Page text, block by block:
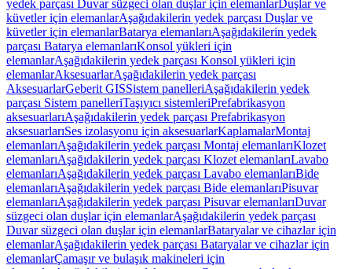
yedek parçası Duvar süzgeci olan duşlar için elemanlarDuşlar ve
küvetler için elemanlarAşağıdakilerin yedek parçası Duşlar ve
küvetler için elemanlarBatarya elemanlarıAşağıdakilerin yedek
parçası Batarya elemanlarıKonsol yükleri için
elemanlarAşağıdakilerin yedek parçası Konsol yükleri için
elemanlarAksesuarlarAşağıdakilerin yedek parçası
AksesuarlarGeberit GISSistem panelleriAşağıdakilerin yedek
parçası Sistem panelleriTaşıyıcı sistemleriPrefabrikasyon
aksesuarlarıAşağıdakilerin yedek parçası Prefabrikasyon
aksesuarlarıSes izolasyonu için aksesuarlarKaplamalarMontaj
elemanlarıAşağıdakilerin yedek parçası Montaj elemanlarıKlozet
elemanlarıAşağıdakilerin yedek parçası Klozet elemanlarıLavabo
elemanlarıAşağıdakilerin yedek parçası Lavabo elemanlarıBide
elemanlarıAşağıdakilerin yedek parçası Bide elemanlarıPisuvar
elemanlarıAşağıdakilerin yedek parçası Pisuvar elemanlarıDuvar
süzgeci olan duşlar için elemanlarAşağıdakilerin yedek parçası
Duvar süzgeci olan duşlar için elemanlarBataryalar ve cihazlar için
elemanlarAşağıdakilerin yedek parçası Bataryalar ve cihazlar için
elemanlarÇamaşır ve bulaşık makineleri için